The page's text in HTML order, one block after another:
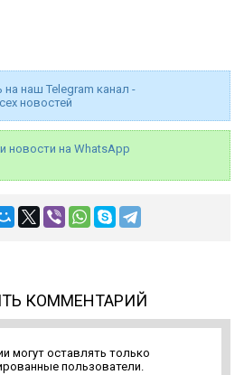
наш Telegram канал -
новостей
новости на WhatsApp
КОММЕНТАРИЙ
могут оставлять только
пользователи.